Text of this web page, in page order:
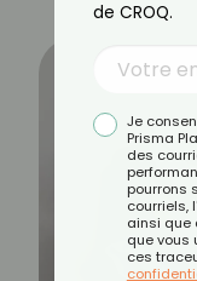
de CROQ.
Je
Prisma
des
pourrons
courriels,
ainsi que
que vous
ces